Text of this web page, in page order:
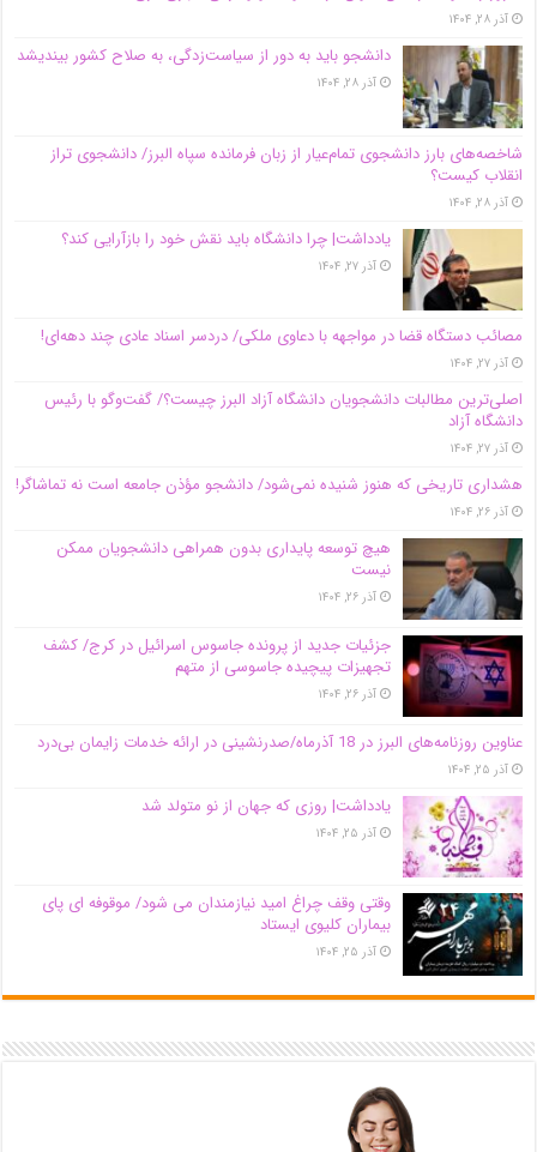
آذر ۲۸, ۱۴۰۴
دانشجو باید به دور از سیاست‌زدگی، به صلاح کشور بیندیشد
آذر ۲۸, ۱۴۰۴
شاخصه‌های بارز دانشجوی تمام‌عیار از زبان فرمانده سپاه البرز/ دانشجوی تراز
انقلاب کیست؟
آذر ۲۸, ۱۴۰۴
یادداشت| چرا دانشگاه باید نقش خود را بازآرایی کند؟
آذر ۲۷, ۱۴۰۴
مصائب دستگاه قضا در مواجهه با دعاوی ملکی/ دردسر اسناد عادی چند‌ دهه‌ای!
آذر ۲۷, ۱۴۰۴
اصلی‌ترین مطالبات دانشجویان دانشگاه آزاد البرز چیست؟/ گفت‌وگو با رئیس
دانشگاه آز‌اد
آذر ۲۷, ۱۴۰۴
هشداری تاریخی که هنوز شنیده نمی‌شود/ دانشجو مؤذن جامعه است نه تماشاگر!
آذر ۲۶, ۱۴۰۴
هیچ توسعه پایداری بدون همراهی دانشجویان ممکن
نیست
آذر ۲۶, ۱۴۰۴
جزئیات جدید از پرونده جاسوس اسرائیل در کرج/‌ کشف
تجهیزات پیچیده جاسوسی از متهم
آذر ۲۶, ۱۴۰۴
عناوین روزنامه‌های البرز در ‌18 آذرماه/صدرنشینی در ارائه خدمات زایمان بی‌درد
آذر ۲۵, ۱۴۰۴
یادداشت| روزی که جهان از نو متولد شد
آذر ۲۵, ۱۴۰۴
وقتی وقف چراغ امید نیازمندان می شود/ موقوفه ای پای
بیماران کلیوی ایستاد
آذر ۲۵, ۱۴۰۴